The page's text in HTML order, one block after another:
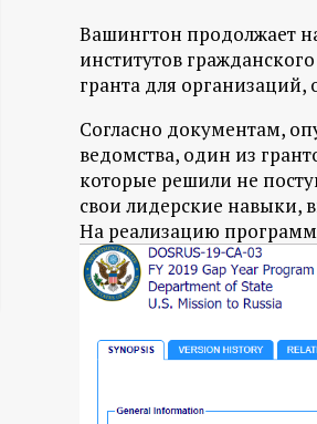
р
м
а
ц
и
о
н
Вашингтон продолжает
институтов
гранта для
Согласно документам,
ведомства, один из
которые решили не
свои лидерские навыки,
На реализацию